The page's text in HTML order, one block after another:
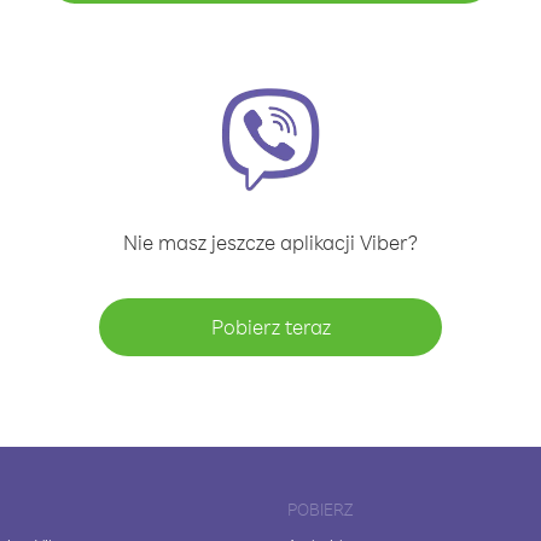
Nie masz jeszcze aplikacji Viber?
Pobierz teraz
POBIERZ